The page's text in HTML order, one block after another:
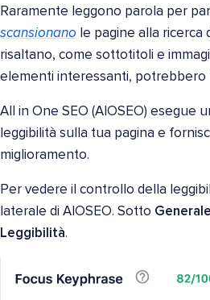
Raramente leggono parola per
scansionano le pagine alla ricerca
risaltano, come sottotitoli e
elementi interessanti, potrebbero
All in One SEO (AIOSEO) esegue
leggibilità sulla tua pagina e
miglioramento.
Per vedere il controllo della
laterale di AIOSEO. Sotto Generale
Leggibilità.